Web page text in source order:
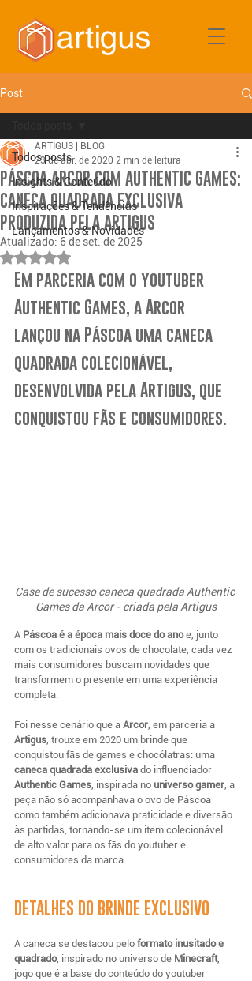
Post
Todos posts
Insights & Conteúdo
Inspirações & Tendências
Lançamentos & Novidades
PÁSCOA ARCOR COM AUTHENTIC GAMES:
CANECA QUADRADA EXCLUSIVA
PRODUZIDA PELA ARTIGUS
ARTIGUS | BLOG
23 de abr. de 2020 2 min de leitura
Atualizado: 6 de set. de 2025
Avaliado com NaN de 5 estrelas.
Em parceria com o youtuber
Authentic Games, a Arcor
lançou na Páscoa uma caneca
quadrada colecionável,
desenvolvida pela Artigus, que
conquistou fãs e consumidores.
Case de sucesso caneca quadrada Authentic
Games da Arcor - criada pela Artigus
A Páscoa é a época mais doce do ano e, junto
com os tradicionais ovos de chocolate, cada vez
mais consumidores buscam novidades que
transformem o presente em uma experiência
completa.
Foi nesse cenário que a Arcor , em parceria a
Artigus , trouxe em 2020 um brinde que
conquistou fãs de games e chocólatras: uma
caneca quadrada exclusiva do influenciador
Authentic Games , inspirada no universo gamer , a
peça não só acompanhava o ovo de Páscoa
como também adicionava praticidade e diversão
às partidas, tornando-se um item colecionável
de alto valor para os fãs do youtuber e
consumidores da marca.
DETALHES DO BRINDE EXCLUSIVO
A caneca se destacou pelo formato inusitado e
quadrado, inspirado no universo de Minecraft,
jogo que é a base do conteúdo do youtuber